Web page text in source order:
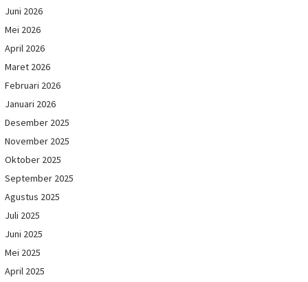
Juni 2026
Mei 2026
April 2026
Maret 2026
Februari 2026
Januari 2026
Desember 2025
November 2025
Oktober 2025
September 2025
Agustus 2025
Juli 2025
Juni 2025
Mei 2025
April 2025